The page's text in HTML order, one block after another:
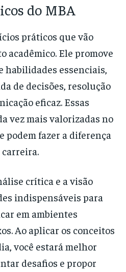
do MBA
práticos que vão
acadêmico. Ele promove
habilidades essenciais,
de decisões, resolução
eficaz. Essas
vez mais valorizadas no
podem fazer a diferença
carreira.
crítica e a visão
indispensáveis para
em ambientes
Ao aplicar os conceitos
você estará melhor
desafios e propor